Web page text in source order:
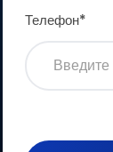
Телефон*